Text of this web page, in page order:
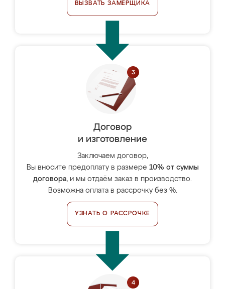
ВЫЗВАТЬ ЗАМЕРЩИКА
Договор
и изготовление
Заключаем договор,
Вы вносите предоплату в размере 10% от суммы
договора, и мы отдаём заказ в производство.
Возможна оплата в рассрочку без %.
УЗНАТЬ О РАССРОЧКЕ